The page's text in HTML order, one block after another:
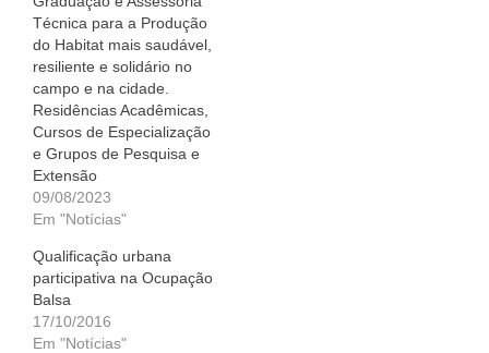
Técnica para a Produção
do Habitat mais saudável,
resiliente e solidário no
campo e na cidade.
Residências Acadêmicas,
Cursos de Especialização
e Grupos de Pesquisa e
Extensão
09/08/2023
Em "Notícias"
Qualificação urbana
participativa na Ocupação
Balsa
17/10/2016
Em "Notícias"